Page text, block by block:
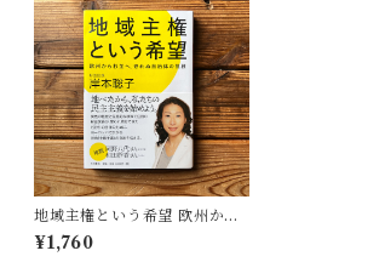
地域主権という希望 欧州から
杉並へ、恐れぬ自治体の挑戦 |
岸本 聡子
¥1,760